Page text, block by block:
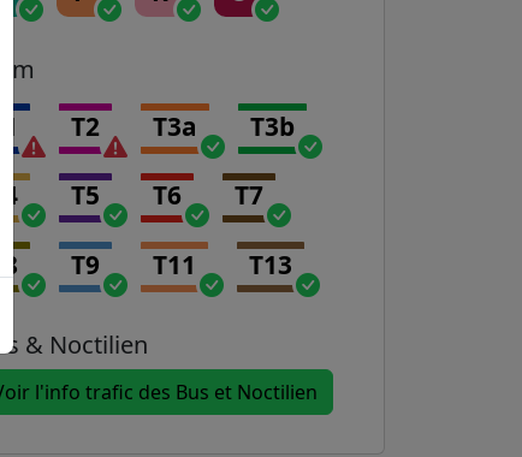
T1 T2 T3a T3b
T4 T5 T6 T7
T8 T9 T11 T13
& Noctilien
l'info trafic des Bus et Noctilien